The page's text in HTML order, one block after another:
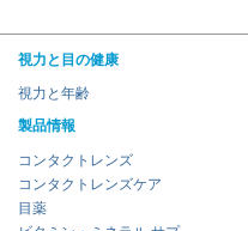
視力と目の健康
視力と年齢
製品情報
コンタクトレンズ
コンタクトレンズケア
目薬